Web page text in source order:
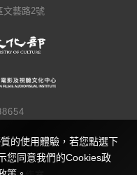
文藝路2號
的使用體驗，若您點選下
您同意我們的Cookies政